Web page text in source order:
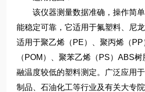
该仪器测量数据准确，操作简单
能稳定可靠，它适用于氟塑料、尼
适用于聚乙烯（PE）、聚丙烯（
（POM）、聚苯乙烯（PS）ABS
融温度较低的塑料测定。广泛应用
制品、石油化工等行业及有关大专院